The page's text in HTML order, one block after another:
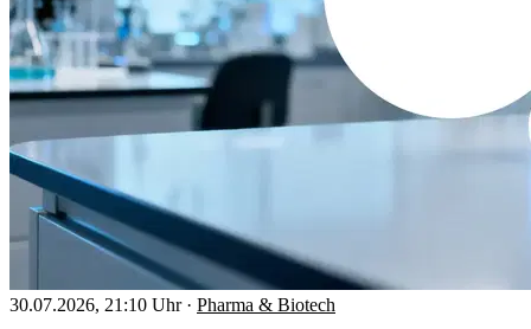
30.07.2026, 21:10 Uhr · Pharma & Biotech